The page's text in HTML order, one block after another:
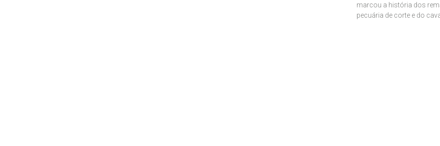
marcou a história dos
pecuária de corte e do